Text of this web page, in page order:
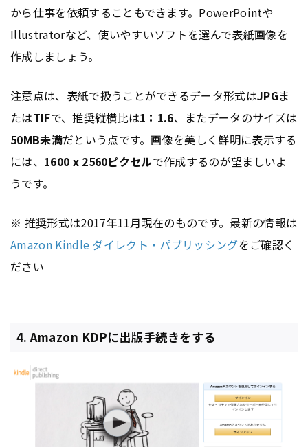
から仕事を依頼することもできます。PowerPointや
Illustratorなど、使いやすいソフトを選んで表紙画像を
作成しましょう。
注意点は、表紙で扱うことができるデータ形式はJPGま
たはTIFで、推奨縦横比は1：1.6、またデータのサイズは
50MB未満だという点です。画像を美しく鮮明に表示する
には、 1600 x 2560ピクセルで作成するのが望ましいよ
うです。
※ 推奨形式は2017年11月現在のものです。最新の情報は
Amazon Kindle ダイレクト・パブリッシングをご確認く
ださい
4. Amazon KDPに出版手続きをする